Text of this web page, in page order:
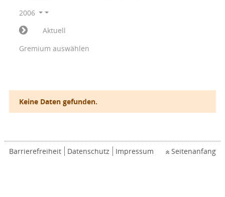
2006
Aktuell
Gremium auswählen
Keine Daten gefunden.
Barrierefreiheit Datenschutz Impressum Seitenanfang